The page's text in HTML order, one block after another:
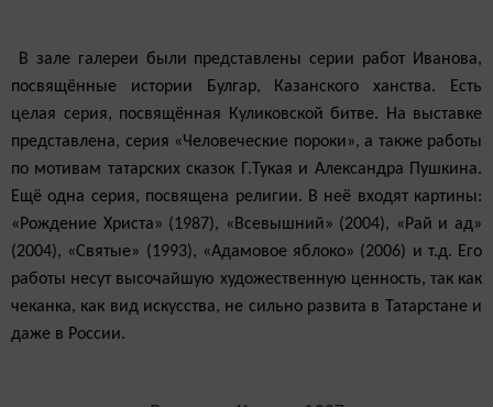
В зале галереи были представлены серии работ Ива­нова,
посвящённые истории Булгар, Казанского хан­ства. Есть
целая серия, посвящённая Куликовской бит­ве. На выставке
представлена, серия «Человеческие пороки», а также работы
по мотивам татарских сказок Г.Тукая и Александра Пушкина.
Ещё одна серия, посвя­щена религии. В неё входят картины:
«Рождение Хри­ста» (1987), «Всевышний» (2004), «Рай и ад»
(2004), «Свя­тые» (1993), «Адамовое яблоко» (2006) и т.д. Его
работы несут высочайшую художественную ценность, так как
чеканка, как вид искусства, не сильно развита в Татар­стане и
даже в России.